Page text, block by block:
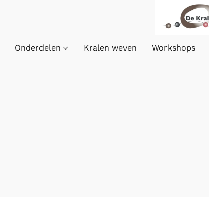
Onderdelen Kralen weven Workshops